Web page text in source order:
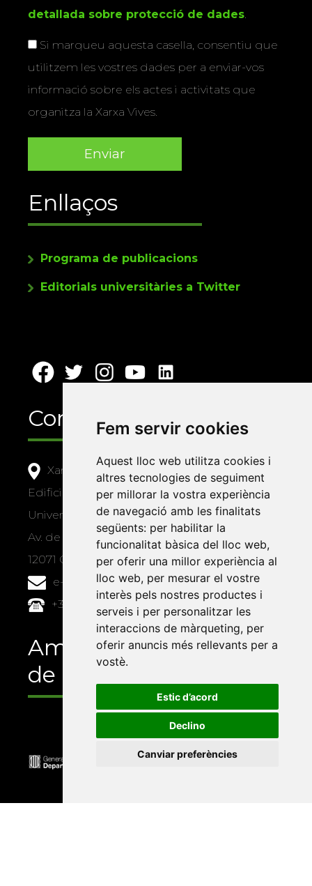
Fem servir cookies
Aquest lloc web utilitza cookies i
altres tecnologies de seguiment
per millorar la vostra experiència
de navegació amb les finalitats
següents: per habilitar la
funcionalitat bàsica del lloc web,
per oferir una millor experiència al
lloc web, per mesurar el vostre
interès pels nostres productes i
serveis i per personalitzar les
interaccions de màrqueting, per
oferir anuncis més rellevants per a
vostè.
Estic d’acord
Declino
Canviar preferències
detallada sobre protecció de dades.
Si marqueu aquesta casella, consentiu que
utilitzem les vostres dades per a enviar-vos
informació sobre els actes i activitats que
organitza la Xarxa Vives.
Enllaços
Programa de publicacions
Editorials universitàries a Twitter
Contacte
Xarxa Vives d'Universitats
Edifici Àgora
Universitat Jaume I, local 10
Av. de Vicent Sos Baynat, s/n
12071 Castelló de la Plana
e-buc@vives.org
+34 964 72 89 93
Amb el suport
de